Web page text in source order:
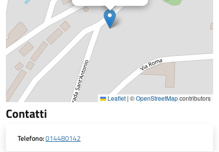
Leaflet | ©OpenStreetMapcontributors
Contatti
Telefono:014480142